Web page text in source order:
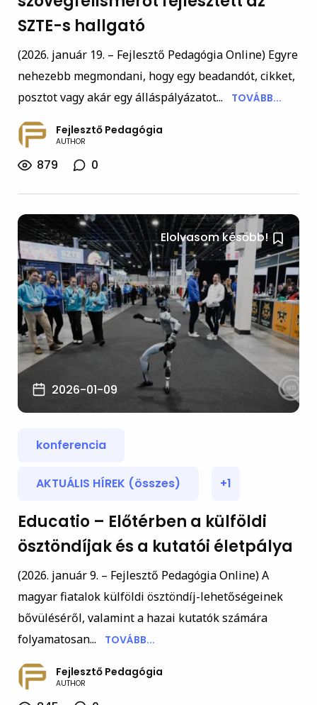
SZTE-s hallgató
(2026. január 19. – Fejlesztő Pedagógia Online) Egyre
nehezebb megmondani, hogy egy beadandót, cikket,
posztot vagy akár egy álláspályázatot...
TOVÁBB...
Fejlesztő Pedagógia
AUTHOR
879 0
Elolvasom később!
2026-01-09
konferencia
AKTUÁLIS HÍREK (összes) +1
Educatio – Előtérben a külföldi
ösztöndíjak és a kutatói életpálya
(2026. január 9. – Fejlesztő Pedagógia Online) A
magyar fiatalok külföldi ösztöndíj-lehetőségeinek
bővüléséről, valamint a hazai kutatók számára
folyamatosan...
TOVÁBB...
Fejlesztő Pedagógia
AUTHOR